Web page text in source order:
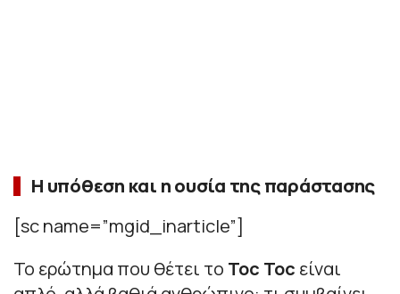
Η υπόθεση και η ουσία της παράστασης
[sc name=”mgid_inarticle”]
Το ερώτημα που θέτει το Toc Toc είναι